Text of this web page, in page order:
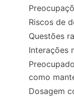
Riscos de
Questões
Interações
como
Dosagem